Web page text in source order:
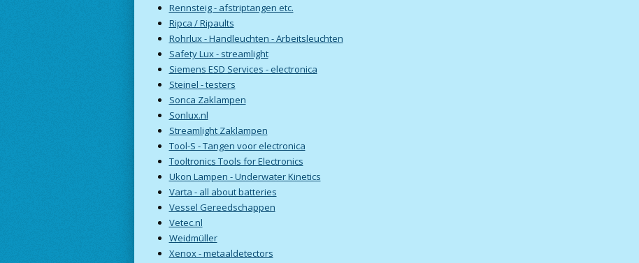
Rennsteig - afstriptangen etc.
Ripca / Ripaults
Rohrlux - Handleuchten - Arbeitsleuchten
Safety Lux - streamlight
Siemens ESD Services - electronica
Steinel - testers
Sonca Zaklampen
Sonlux.nl
Streamlight Zaklampen
Tool-S - Tangen voor electronica
Tooltronics Tools for Electronics
Ukon Lampen - Underwater Kinetics
Varta - all about batteries
Vessel Gereedschappen
Vetec.nl
Weidmüller
Xenox - metaaldetectors